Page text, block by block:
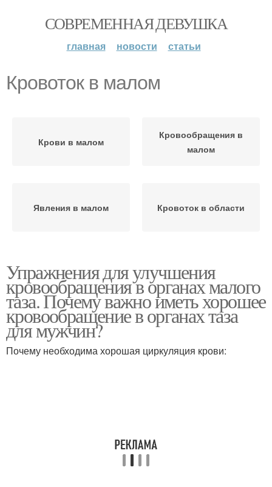
СОВРЕМЕННАЯ ДЕВУШКА
главная новости статьи
Кровоток в малом
Крови в малом
Кровообращения в
малом
Явления в малом Кровоток в области
Упражнения для улучшения
кровообращения в органах малого
таза. Почему важно иметь хорошее
кровообращение в органах таза
для мужчин?
Почему необходима хорошая циркуляция крови: